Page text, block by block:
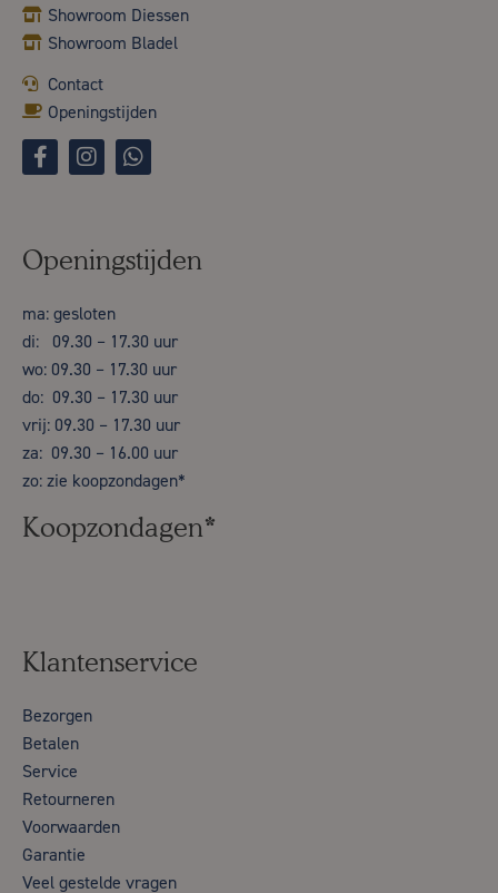
Showroom Diessen
Showroom Bladel
Contact
Openingstijden
Openingstijden
ma: gesloten
di: 09.30 – 17.30 uur
wo: 09.30 – 17.30 uur
do: 09.30 – 17.30 uur
vrij: 09.30 – 17.30 uur
za: 09.30 – 16.00 uur
zo: zie koopzondagen*
Koopzondagen*
Klantenservice
Bezorgen
Betalen
Service
Retourneren
Voorwaarden
Garantie
Veel gestelde vragen